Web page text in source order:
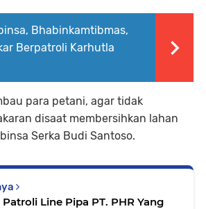
Bhabinkamtibmas,
Berpatroli Karhutla
para petani, agar tidak
disaat membersihkan lahan
Serka Budi Santoso.
Line Pipa PT. PHR Yang